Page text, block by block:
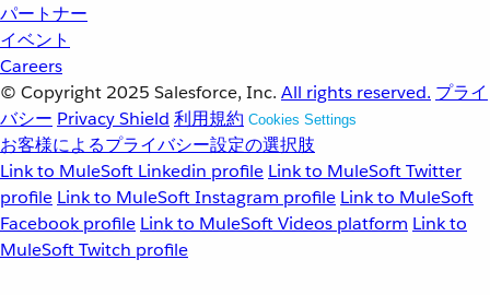
パートナー
イベント
Careers
© Copyright 2025 Salesforce, Inc. All rights reserved. プライ
バシー Privacy Shield 利用規約 Cookies Settings
お客様によるプライバシー設定の選択肢
Link to MuleSoft Linkedin profile Link to MuleSoft Twitter
profile Link to MuleSoft Instagram profile Link to MuleSoft
Facebook profile Link to MuleSoft Videos platform Link to
MuleSoft Twitch profile